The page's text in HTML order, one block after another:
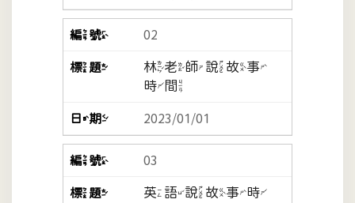
02
林老師說故事
時間
2023/01/01
03
英語說故事時